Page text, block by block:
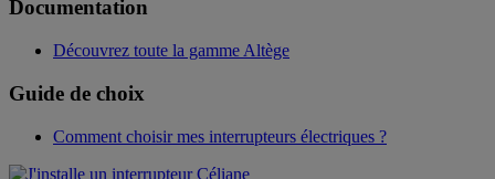
Documentation
Découvrez toute la gamme Altège
Guide de choix
Comment choisir mes interrupteurs électriques ?